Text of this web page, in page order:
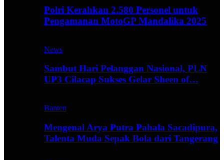
Polri Kerahkan 2.580 Personel untuk
Pengamanan MotoGP Mandalika 2025
News
Sambut Hari Pelanggan Nasional, PLN
UP3 Cilacap Sukses Gelar Sheen of…
Banten
Mengenal Arya Putra Pahala Sacadipura,
Talenta Muda Sepak Bola dari Tangerang